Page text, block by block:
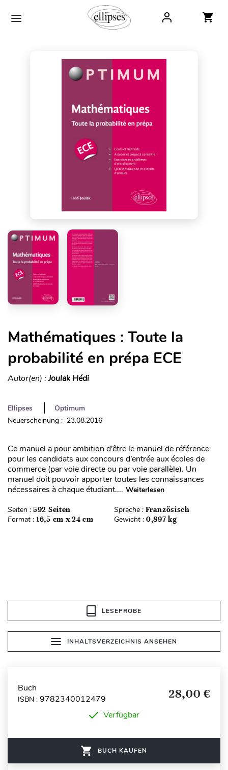
Mathématiques : Toute la
probabilité en prépa ECE
Autor(en) :Joulak Hédi
Ellipses
Optimum
Neuerscheinung : 23.08.2016
Ce manuel a pour ambition d’être le manuel de référence
pour les candidats aux concours d’entrée aux écoles de
commerce (par voie directe ou par voie parallèle). Un
manuel doit pouvoir apporter toutes les connaissances
nécessaires à chaque étudiant.... Weiterlesen
Seiten : 592 Seiten Sprache : Französisch
Format : 16,5 cm x 24 cm Gewicht : 0,897 kg
LESEPROBE
INHALTSVERZEICHNIS ANSEHEN
Buch
ISBN : 9782340012479 28,00 €
Verfügbar
BUCH KAUFEN